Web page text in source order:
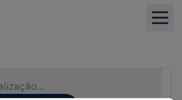
(por exemplo: cidade)